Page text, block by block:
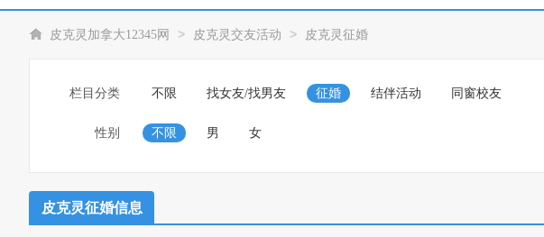
皮克灵加拿大12345网 > 皮克灵交友活动 > 皮克灵征婚
栏目分类 不限 找女友/找男友 征婚 结伴活动 同窗校友
性别 不限 男 女
皮克灵征婚信息